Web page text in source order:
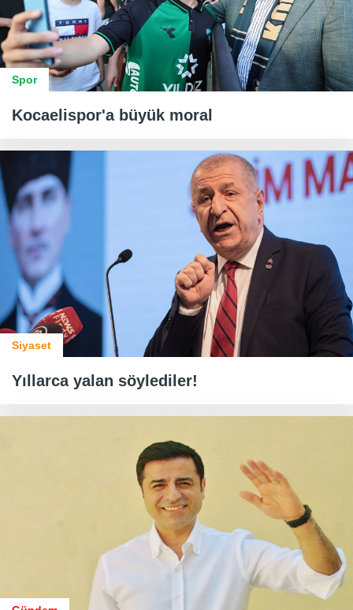
Spor
Kocaelispor'a büyük moral
Siyaset
Yıllarca yalan söylediler!